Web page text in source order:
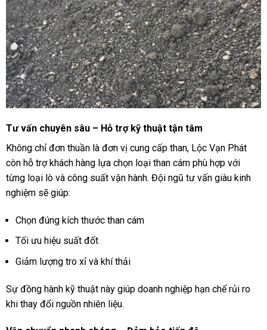
Tư vấn chuyên sâu – Hỗ trợ kỹ thuật tận tâm
Không chỉ đơn thuần là đơn vị cung cấp than, Lộc Vạn Phát
còn hỗ trợ khách hàng lựa chọn loại than cám phù hợp với
từng loại lò và công suất vận hành. Đội ngũ tư vấn giàu kinh
nghiệm sẽ giúp:
Chọn đúng kích thước than cám
Tối ưu hiệu suất đốt
Giảm lượng tro xỉ và khí thải
Sự đồng hành kỹ thuật này giúp doanh nghiệp hạn chế rủi ro
khi thay đổi nguồn nhiên liệu.